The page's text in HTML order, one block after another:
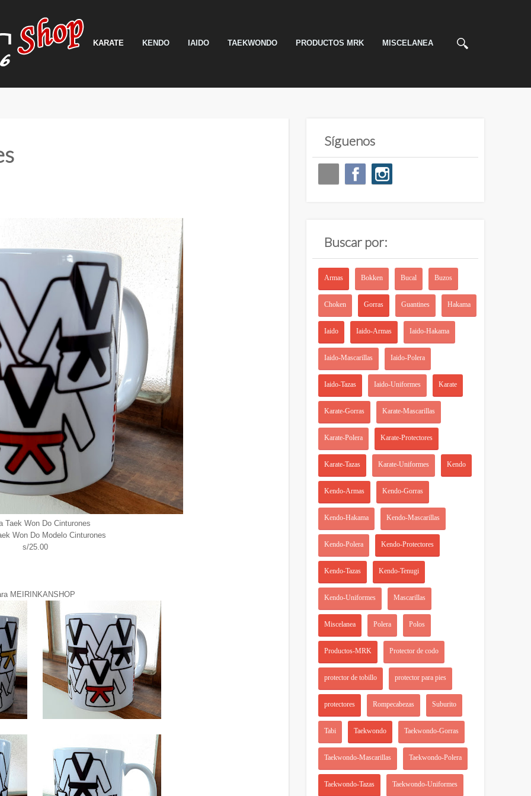
KARATE KENDO IAIDO TAEKWONDO PRODUCTOS MRK MISCELANEA
Won Do Cinturones
Won Do Modelo Cinturones
s/25.00
MEIRINKANSHOP
Síguenos
Buscar por:
Armas Bokken Bucal Buzos
Choken Gorras Guantines Hakama
Iaido Iaido-Armas Iaido-Hakama
Iaido-Mascarillas Iaido-Polera
Iaido-Tazas Iaido-Uniformes Karate
Karate-Gorras Karate-Mascarillas
Karate-Polera Karate-Protectores
Karate-Tazas Karate-Uniformes Kendo
Kendo-Armas Kendo-Gorras
Kendo-Hakama Kendo-Mascarillas
Kendo-Polera Kendo-Protectores
Kendo-Tazas Kendo-Tenugi
Kendo-Uniformes Mascarillas
Miscelanea Polera Polos
Productos-MRK Protector de codo
protector de tobillo protector para pies
protectores Rompecabezas Suburito
Tabi Taekwondo Taekwondo-Gorras
Taekwondo-Mascarillas Taekwondo-Polera
Taekwondo-Tazas Taekwondo-Uniformes